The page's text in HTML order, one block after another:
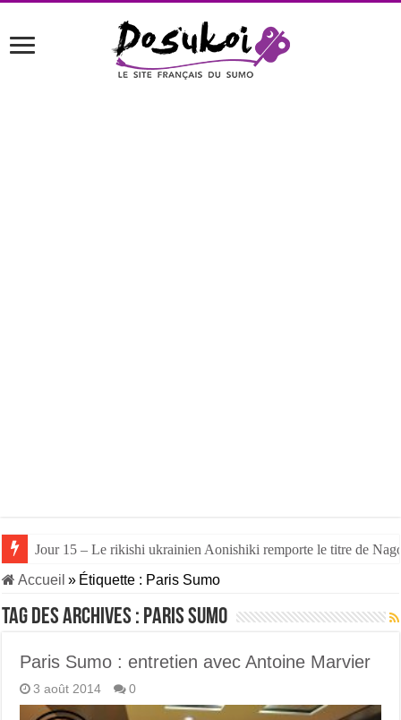
Jour 15 – Le rikishi ukrainien Aonishiki remporte le titre de
Accueil » Étiquette : Paris Sumo
Tag des archives : Paris Sumo
Paris Sumo : entretien avec Antoine Marvier
3 août 2014 0